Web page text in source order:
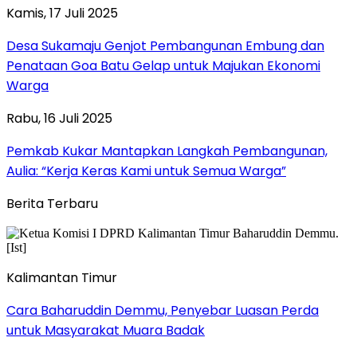
Kamis, 17 Juli 2025
Desa Sukamaju Genjot Pembangunan Embung dan
Penataan Goa Batu Gelap untuk Majukan Ekonomi
Warga
Rabu, 16 Juli 2025
Pemkab Kukar Mantapkan Langkah Pembangunan,
Aulia: “Kerja Keras Kami untuk Semua Warga”
Berita Terbaru
Kalimantan Timur
Cara Baharuddin Demmu, Penyebar Luasan Perda
untuk Masyarakat Muara Badak